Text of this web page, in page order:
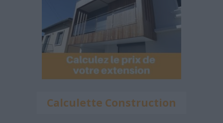
Calculette Construction